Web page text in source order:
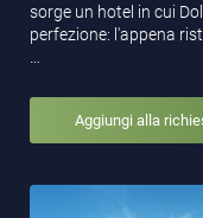
sorge un hotel in cui
perfezione: l'appena
Aggiungi alla